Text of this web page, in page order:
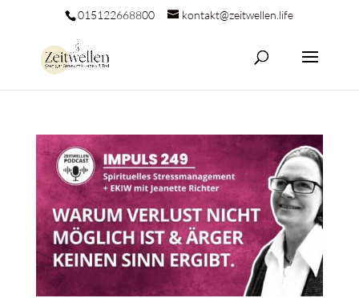
015122668800 kontakt@zeitwellen.life